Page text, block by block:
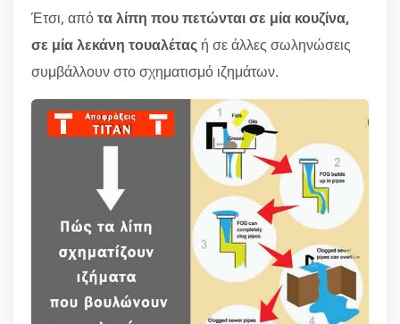
Έτσι, απότα λίπη που πετώνται σε μία κουζίνα,
σε μία λεκάνη τουαλέτας ή σε άλλες σωληνώσεις
συμβάλλουν στο σχηματισμό ιζημάτων.